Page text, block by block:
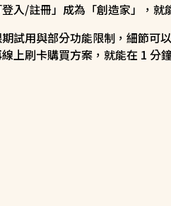
入/註冊」成為「創造家」，
試用與部分功能限制，細節可
上刷卡購買方案，就能在 1 分